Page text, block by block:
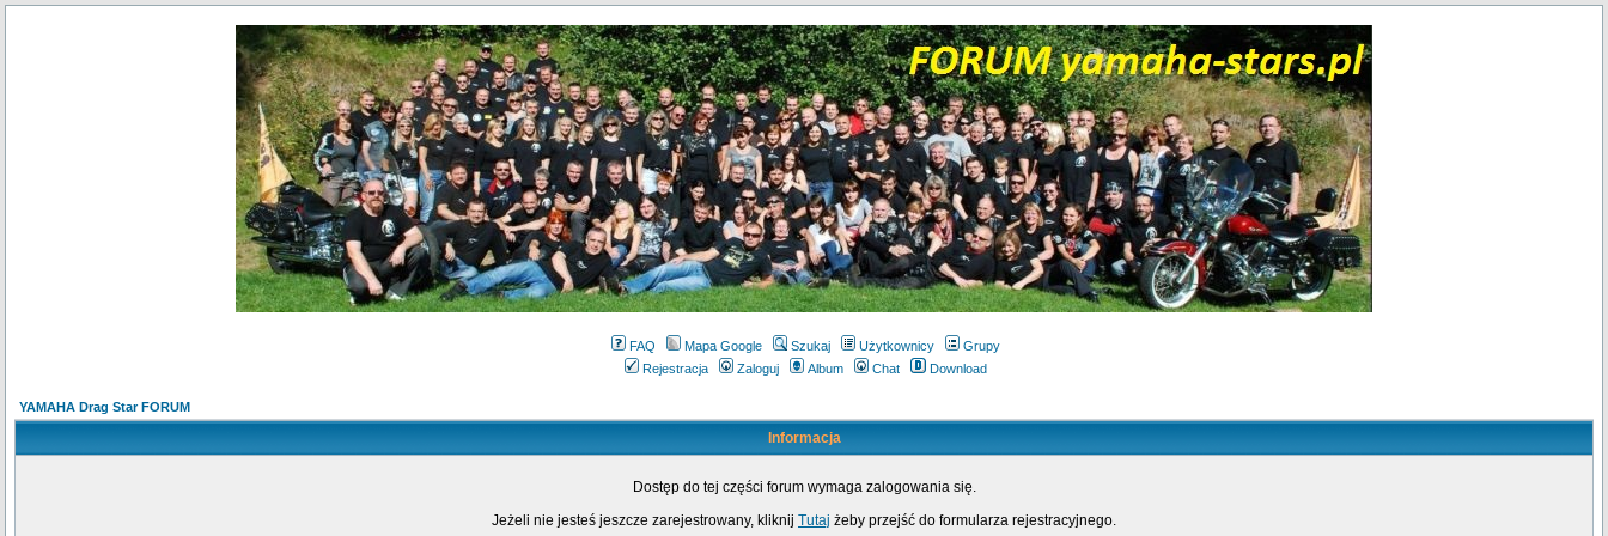
FAQ Mapa Google Szukaj Użytkownicy
Grupy
Rejestracja
Zaloguj Album Chat Download
YAMAHA Drag Star FORUM
Informacja
Dostęp do tej części forum wymaga zalogowania się.
Jeżeli nie jesteś jeszcze zarejestrowany, kliknij Tutaj żeby przejść do formularza rejestracyjnego.